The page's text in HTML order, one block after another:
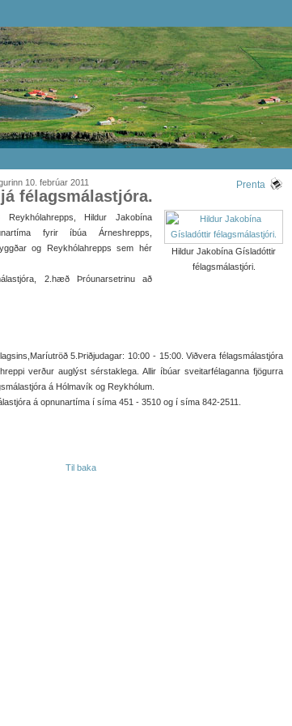
10. febrúar 2011 Prenta
félagsmálastjóra.
Hildur Jakobína Gísladóttir
félagsmálastjóri.
Reykhólahrepps, Hildur Jakobína
fyrir íbúa Árneshrepps,
og Reykhólahrepps sem hér
2.hæð Þróunarsetrinu að
5.Þriðjudagar: 10:00 - 15:00. Viðvera félagsmálastjóra
verður auglýst sérstaklega. Allir íbúar sveitarfélaganna fjögurra
á Hólmavík og Reykhólum.
á opnunartíma í síma 451 - 3510 og í síma 842-2511.
Til baka